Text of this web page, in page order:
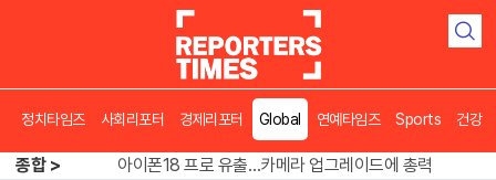
검
정치타임즈 사회리포터 경제리포터 Global 연예타임즈 Sports 건강
종합 >
"경찰은 정권의 충견인가"…스타벅스 수사 정면충돌
아이폰18 프로 유출…카메라 업그레이드에 총력